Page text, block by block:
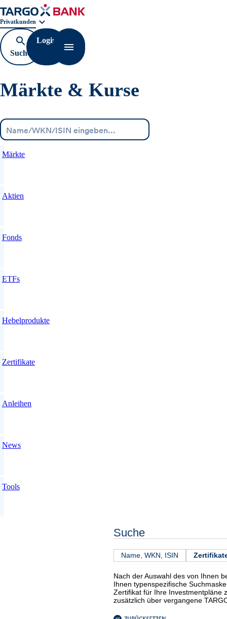
Geschäftsbereichnavigation. Aktuelle Auswahl:
Privatkunden
Suche
öffnen
Login
Navigation öffnen
Märkte & Kurse
Märkte
Aktien
Fonds
ETFs
Hebelprodukte
Zertifikate
Anleihen
News
Tools
Suche
Name, WKN, ISIN
Nach der Auswahl des von Ihnen
Ihnen typenspezifische
Zertifikat für Ihre Investmentpläne
zusätzlich über vergangene